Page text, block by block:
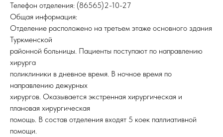
Телефон отделения: (86565)2-10-27
Общая информация:
Отделение расположено на третьем этаже основного здания
Туркменской
районной больницы. Пациенты поступают по направлению
хирурга
поликлиники в дневное время. В ночное время по
направлению дежурных
хирургов. Оказывается экстренная хирургическая и
плановая хирургическая
помощь. В состав отделения входят 5 коек паллиативной
помощи.